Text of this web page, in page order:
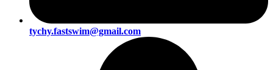
tychy.fastswim@gmail.com